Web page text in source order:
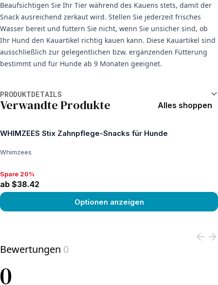
Beaufsichtigen Sie Ihr Tier während des Kauens stets, damit der
Snack ausreichend zerkaut wird. Stellen Sie jederzeit frisches
Wasser bereit und füttern Sie nicht, wenn Sie unsicher sind, ob
Ihr Hund den Kauartikel richtig kauen kann. Diese Kauartikel sind
ausschließlich zur gelegentlichen bzw. ergänzenden Fütterung
bestimmt und für Hunde ab 9 Monaten geeignet.
PRODUKTDETAILS
Verwandte Produkte Alles shoppen
WHIMZEES Stix Zahnpflege-Snacks für Hunde
Whimzees
Spare 20%, ab $38.42
Spare 20%
ab $38.42
Optionen anzeigen
Bewertungen 0
0